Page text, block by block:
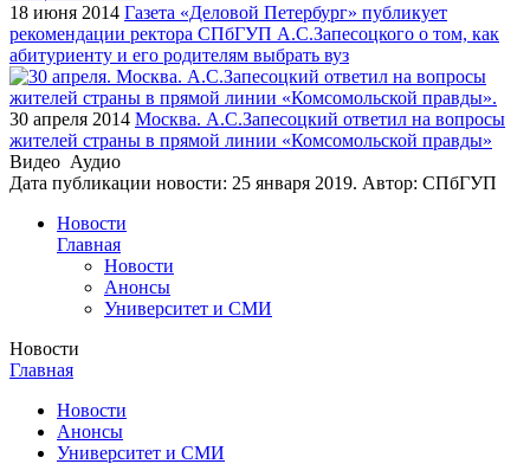
18 июня 2014 Газета «Деловой Петербург» публикует
рекомендации ректора СПбГУП А.С.Запесоцкого о том, как
абитуриенту и его родителям выбрать вуз
30 апреля 2014 Москва. А.С.Запесоцкий ответил на вопросы
жителей страны в прямой линии «Комсомольской правды»
Видео Аудио
Дата публикации новости: 25 января 2019. Автор: СПбГУП
Новости
Главная
Новости
Анонсы
Университет и СМИ
Новости
Главная
Новости
Анонсы
Университет и СМИ